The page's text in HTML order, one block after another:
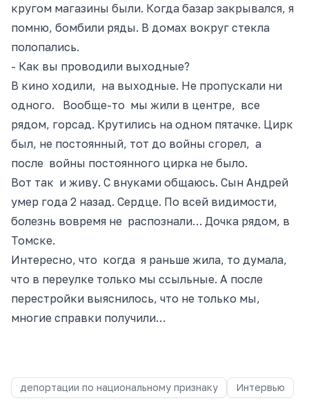
кругом магазины были. Когда базар закрывался, я
помню, бомбили ряды. В домах вокруг стекла
полопались.
- Как вы проводили выходные?
В кино ходили, на выходные. Не пропускали ни
одного. Вообще-то мы жили в центре, все
рядом, горсад. Крутились на одном пятачке. Цирк
был, не постоянный, тот до войны сгорел, а
после войны постоянного цирка не было.
Вот так и живу. С внуками общаюсь. Сын Андрей
умер года 2 назад. Сердце. По всей видимости,
болезнь вовремя не распознали… Дочка рядом, в
Томске.
Интересно, что когда я раньше жила, то думала,
что в переулке только мы ссыльные. А после
перестройки выяснилось, что не только мы,
многие справки получили…
депортации по национальному признаку Интервью